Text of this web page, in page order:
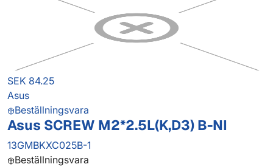
SEK 84.25
Asus
Beställningsvara
Asus SCREW M2*2.5L(K,D3) B-NI
13GMBKXC025B-1
Beställningsvara